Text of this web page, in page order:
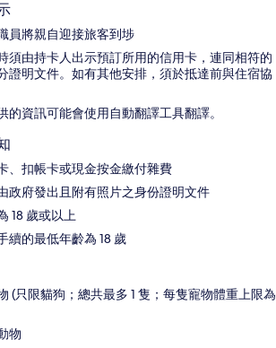
員將親自迎接旅客到埗
須由持卡人出示預訂所用的信用卡，連同相符的
證明文件。如有其他安排，須於抵達前與住宿協
的資訊可能會使用自動翻譯工具翻譯。
、扣帳卡或現金按金繳付雜費
政府發出且附有照片之身份證明文件
18 歲或以上
續的最低年齡為 18 歲
(只限貓狗；總共最多 1 隻；每隻寵物體重上限為
物